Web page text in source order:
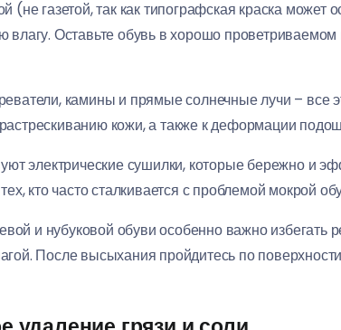
(не газетой, так как типографская краска
Оставьте обувь в хорошо
камины и прямые солнечные лучи – все
кожи, а также к деформации
электрические сушилки, которые бережно и
кто часто сталкивается с проблемой мокрой
и нубуковой обуви особенно важно избегать
После высыхания пройдитесь по